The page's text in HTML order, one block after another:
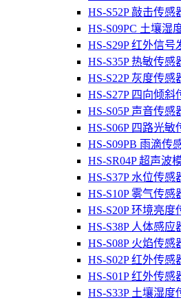
HS-S52P 敲击传感
HS-S09PC 土壤湿
HS-S29P 红外信号
HS-S35P 热敏传感
HS-S22P 灰度传感
HS-S27P 四向倾斜
HS-S05P 声音传感
HS-S06P 四路光敏
HS-S09PB 雨滴传
HS-SR04P 超声波
HS-S37P 水位传感
HS-S10P 雾气传感
HS-S20P 环境亮度
HS-S38P 人体感应
HS-S08P 火焰传感
HS-S02P 红外传感
HS-S01P 红外传感
HS-S33P 土壤湿度